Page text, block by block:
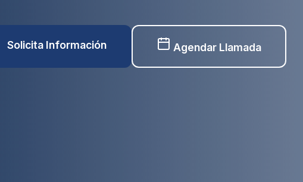
Solicita Información Agendar Llamada